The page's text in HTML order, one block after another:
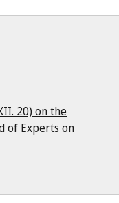
20) on the
of Experts on